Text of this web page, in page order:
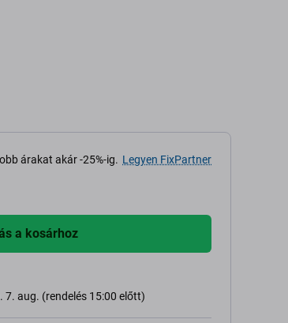
árakat akár -25%-ig. Legyen FixPartner
a kosárhoz
aug. (rendelés 15:00 előtt)